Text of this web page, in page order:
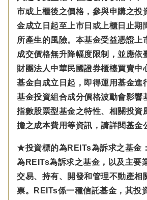
市或上櫃後之價格，參與申購之投
金成立日起至上市日或上櫃日止期
所產生的風險。本基金受益憑證上
成交價格無升降幅度限制，並應依
財團法人中華民國證券櫃檯買賣中
基金自成立日起，即得運用基金進
基金投資組合成分價格波動會影響
指數股票型基金之特性、相關投資
擔之成本費用等資訊，請詳閱基金
★投資標的為REITs為訴求之基金
為REITs為訴求之基金，以及主要
交易、持有、開發和管理不動產相
票。REITs係一種信託基金，其投